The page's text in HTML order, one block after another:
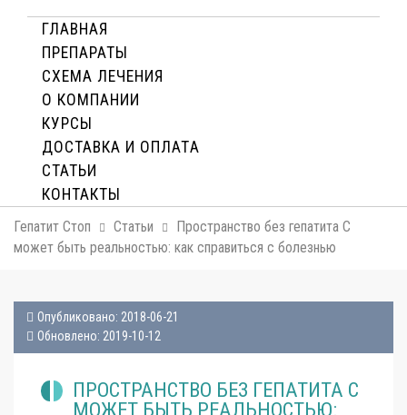
ГЛАВНАЯ
ПРЕПАРАТЫ
СХЕМА ЛЕЧЕНИЯ
О КОМПАНИИ
КУРСЫ
ДОСТАВКА И ОПЛАТA
СТАТЬИ
КОНТАКТЫ
Гепатит Стоп Статьи
Пространство без гепатита С
может быть реальностью: как справиться с болезнью
Опубликовано: 2018-06-21
Обновлено: 2019-10-12
ПРОСТРАНСТВО БЕЗ ГЕПАТИТА С